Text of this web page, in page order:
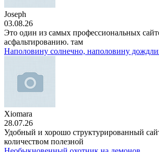
Joseph
03.08.26
Это один из самых профессиональных
асфальтированию. там
Наполовину солнечно, наполовину
Xiomara
28.07.26
Удобный и хорошо структурированный
количеством полезной